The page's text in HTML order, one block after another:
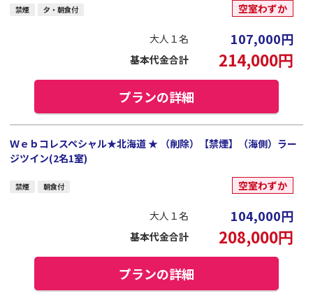
禁煙 夕・朝食付 空室わずか
大人１名 107,000円
基本代金合計 214,000円
プランの詳細
Ｗｅｂコレスペシャル★北海道 ★ （削除）【禁煙】（海側）ラー
ジツイン(2名1室)
禁煙 朝食付 空室わずか
大人１名 104,000円
基本代金合計 208,000円
プランの詳細